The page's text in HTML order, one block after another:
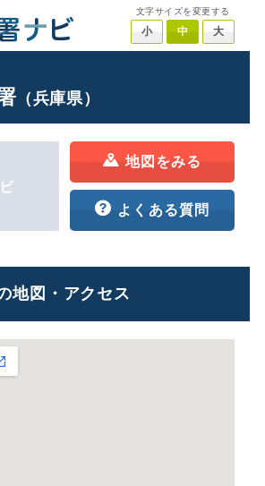
文字サイズを変更する
小 中 大
（兵庫県）
地図をみる
よくある質問
地図・アクセス